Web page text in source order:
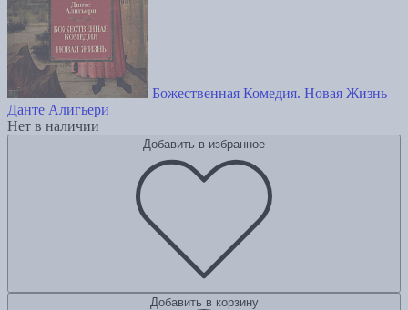
Божественная Комедия. Новая Жизнь
Данте Алигьери
Нет в наличии
Добавить в избранное
Добавить в корзину